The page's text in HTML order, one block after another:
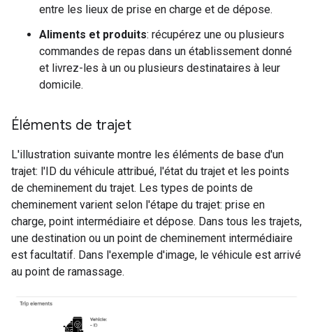
entre les lieux de prise en charge et de dépose.
Aliments et produits: récupérez une ou plusieurs
commandes de repas dans un établissement donné
et livrez-les à un ou plusieurs destinataires à leur
domicile.
Éléments de trajet
L'illustration suivante montre les éléments de base d'un
trajet: l'ID du véhicule attribué, l'état du trajet et les points
de cheminement du trajet. Les types de points de
cheminement varient selon l'étape du trajet: prise en
charge, point intermédiaire et dépose. Dans tous les trajets,
une destination ou un point de cheminement intermédiaire
est facultatif. Dans l'exemple d'image, le véhicule est arrivé
au point de ramassage.